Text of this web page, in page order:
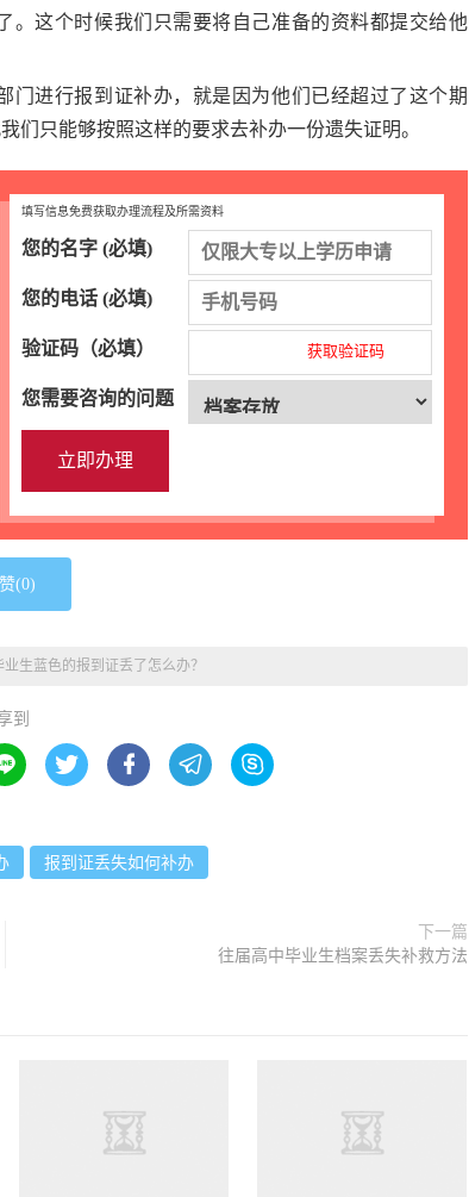
。这个时候我们只需要将自己准备的资料都提交给他
门进行报到证补办，就是因为他们已经超过了这个期
们只能够按照这样的要求去补办一份遗失证明。
填写信息免费获取办理流程及所需资料
您的名字 (必填)
您的电话 (必填)
验证码（必填） 获取验证码
您需要咨询的问题
赞(0)
业生蓝色的报到证丢了怎么办？
到
   
报到证丢失如何补办
下一篇
往届高中毕业生档案丢失补救方法